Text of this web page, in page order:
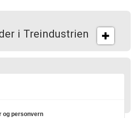
i Treindustrien
gagne både
og personvern